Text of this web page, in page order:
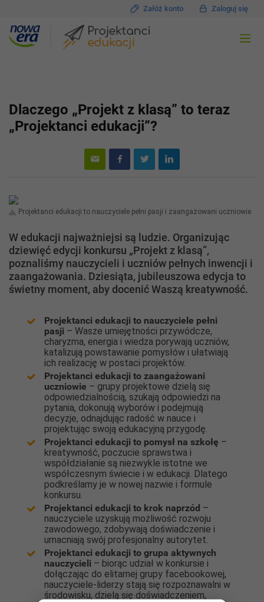
Załóż konto Zaloguj się
Dlaczego „Projekt z klasą” to teraz
„Projektanci edukacji”?
Projektanci edukacji to nauczyciele pełni pasji i zaangażowani uczniowie.
W edukacji najważniejsi są ludzie. Organizując
dziewięć edycji konkursu „Projekt z klasą”,
poznaliśmy nauczycieli i uczniów pełnych inwencji i
zaangażowania. Dziesiąta, jubileuszowa edycja to
świetny moment, aby docenić Waszą kreatywność.
Projektanci edukacji to nauczyciele pełni
pasji – Wasze umiejętności przywódcze,
charyzma, energia i wiedza porywają uczniów,
katalizują powstawanie pomysłów i ułatwiają
ich realizację w postaci projektów.
Projektanci edukacji to zaangażowani
uczniowie – grupy projektowe dzielą się
odpowiedzialnością, szukają odpowiedzi na
pytania, dokonują wyborów i podejmują
decyzje, odnajdując radość w nauce i
projektując swoją edukacyjną przygodę.
Projektanci edukacji to pomysł na szkołę –
kreatywność, poczucie sprawstwa i
współdziałanie są niezwykle istotne we
współczesnym świecie i w edukacji. Dlatego
podkreślamy je w nowej nazwie i formule
konkursu.
Projektanci edukacji to krok naprzód –
nauczyciele uzyskują możliwość rozwoju
zawodowego, zdobywają doświadczenie i
umacniają swój profesjonalny autorytet.
Projektanci edukacji to grupa aktywnych
nauczycieli – biorąc udział w konkursie i
dołączając do elitarnej grupy facebookowej,
nauczyciele-liderzy stają się rozpoznawalni w
środowisku, dzielą się doświadczeniem,